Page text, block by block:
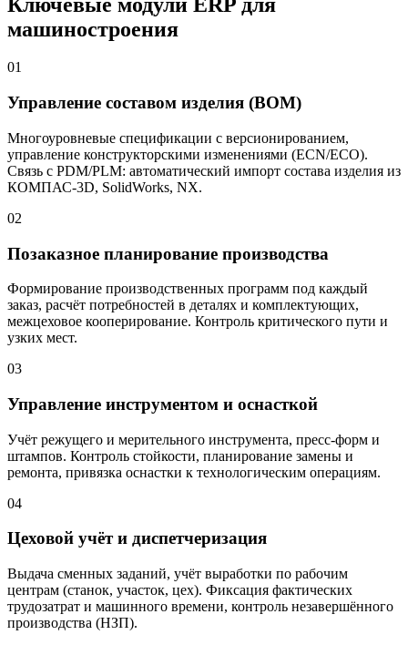
машиностроения
01
Управление составом изделия (BOM)
Многоуровневые спецификации с версионированием,
управление конструкторскими изменениями (ECN/ECO).
Связь с PDM/PLM: автоматический импорт состава изделия из
КОМПАС-3D, SolidWorks, NX.
02
Позаказное планирование производства
Формирование производственных программ под каждый
заказ, расчёт потребностей в деталях и комплектующих,
межцеховое кооперирование. Контроль критического пути и
узких мест.
03
Управление инструментом и оснасткой
Учёт режущего и мерительного инструмента, пресс-форм и
штампов. Контроль стойкости, планирование замены и
ремонта, привязка оснастки к технологическим операциям.
04
Цеховой учёт и диспетчеризация
Выдача сменных заданий, учёт выработки по рабочим
центрам (станок, участок, цех). Фиксация фактических
трудозатрат и машинного времени, контроль незавершённого
производства (НЗП).